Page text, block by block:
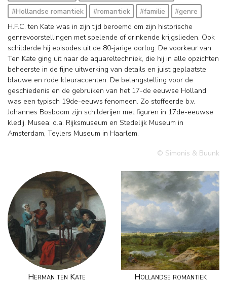
#Hollandse romantiek
#romantiek #familie
#genre
H.F.C. ten Kate was in zijn tijd beroemd om zijn historische
genrevoorstellingen met spelende of drinkende krijgslieden. Ook
schilderde hij episodes uit de 80-jarige oorlog. De voorkeur van
Ten Kate ging uit naar de aquareltechniek, die hij in alle opzichten
beheerste in de fijne uitwerking van details en juist geplaatste
blauwe en rode kleuraccenten. De belangstelling voor de
geschiedenis en de gebruiken van het 17-de eeuwse Holland
was een typisch 19de-eeuws fenomeen. Zo stoffeerde b.v.
Johannes Bosboom zijn schilderijen met figuren in 17de-eeuwse
kledij. Musea: o.a. Rijksmuseum en Stedelijk Museum in
Amsterdam, Teylers Museum in Haarlem.
© Simonis & Buunk
Herman ten Kate Hollandse romantiek